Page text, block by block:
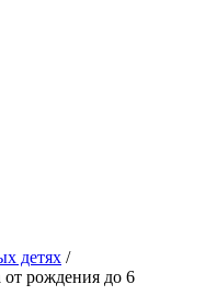
детях /
от рождения до 6